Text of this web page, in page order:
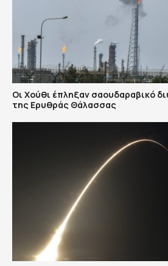
Οι Χούθι έπληξαν σαουδαραβικό
της Ερυθράς Θάλασσας